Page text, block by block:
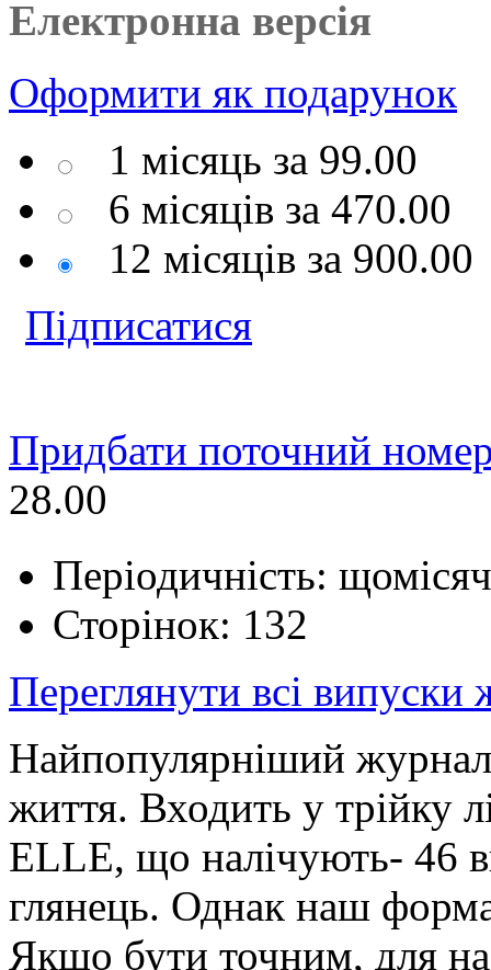
Електронна версія
Оформити як подарунок
1 місяць за 99.00
6 місяців за 470.00
12 місяців за 900.00
Підписатися
Придбати поточний
28.00
Періодичність:
Сторінок: 132
Переглянути всі випуски
Найпопулярніший
життя. Входить у трійку
ELLE, що налічують- 46
глянець. Однак наш
Якщо бути точним, для